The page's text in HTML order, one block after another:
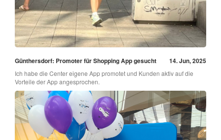
Günthersdorf: Promoter für Shopping App gesucht 14. Jun, 2025
Ich habe die Center eigene App promotet und Kunden aktiv auf die
Vorteile der App angesprochen.